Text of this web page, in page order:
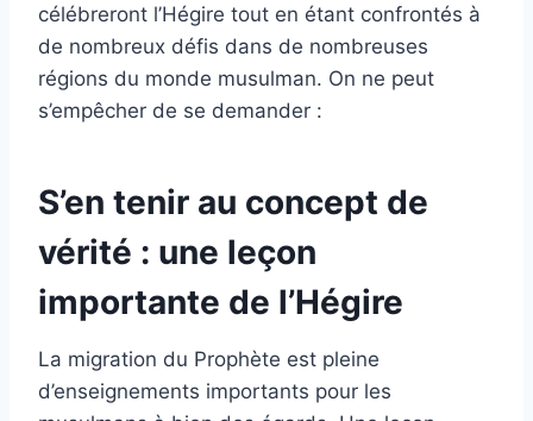
célébreront l’Hégire tout en étant confrontés à
de nombreux défis dans de nombreuses
régions du monde musulman. On ne peut
s’empêcher de se demander :
S’en tenir au concept de
vérité : une leçon
importante de l’Hégire
La migration du Prophète est pleine
d’enseignements importants pour les